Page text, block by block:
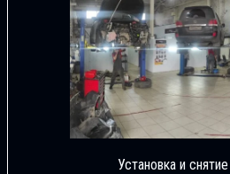
Установка и